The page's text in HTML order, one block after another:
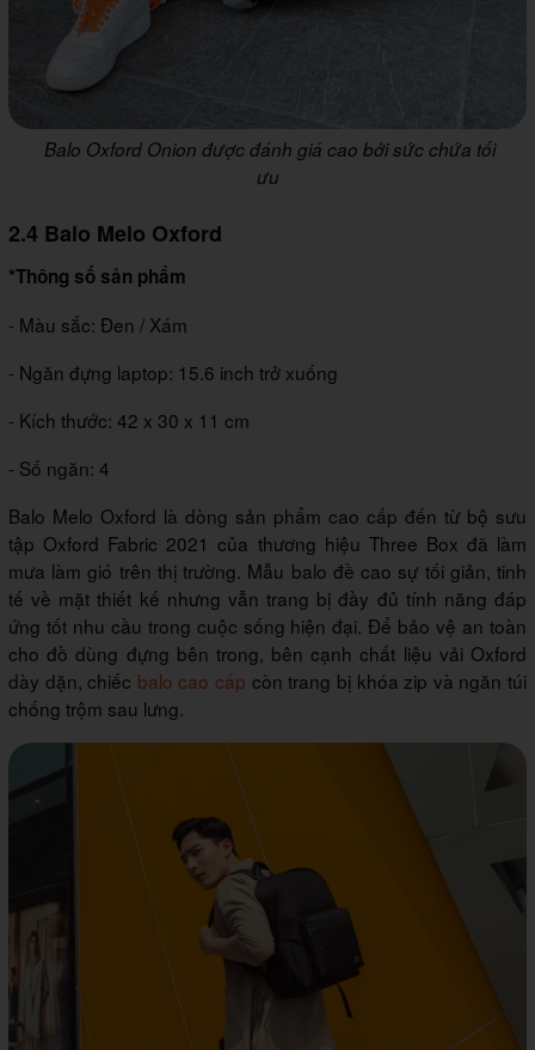
Balo Oxford Onion được đánh giá cao bởi sức chứa tối
ưu
2.4 Balo Melo Oxford
*Thông số sản phẩm
- Màu sắc: Đen / Xám
- Ngăn đựng laptop: 15.6 inch trở xuống
- Kích thước: 42 x 30 x 11 cm
- Số ngăn: 4
Balo Melo Oxford là dòng sản phẩm cao cấp đến từ bộ sưu
tập Oxford Fabric 2021 của thương hiệu Three Box đã làm
mưa làm gió trên thị trường. Mẫu balo đề cao sự tối giản, tinh
tế về mặt thiết kế nhưng vẫn trang bị đầy đủ tính năng đáp
ứng tốt nhu cầu trong cuộc sống hiện đại. Để bảo vệ an toàn
cho đồ dùng đựng bên trong, bên cạnh chất liệu vải Oxford
dày dặn, chiếc balo cao cấp còn trang bị khóa zip và ngăn túi
chống trộm sau lưng.